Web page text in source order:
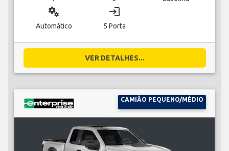
miscellaneous_services
Automático
login
5 Porta
VER DETALHES...
CAMIÃO PEQUENO/MÉDIO